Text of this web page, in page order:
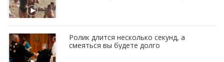
Ролик длится несколько секунд, а
смеяться вы будете долго